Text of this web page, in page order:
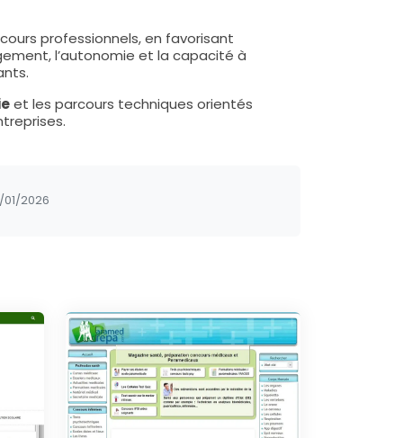
professionnels, en favorisant
l’autonomie et la capacité à
et les parcours techniques orientés
2026